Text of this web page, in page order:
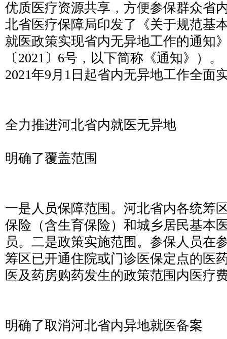
优质医疗资源共享，方便参保群众省
北省医疗保障局印发了《关于规范基
就医政策实现省内无异地工作的通知
〔2021〕6号，以下简称《通知》）
2021年9月1日起省内无异地工作全面
全力推进河北省内就医无异地
明确了覆盖范围
一是人员保障范围。河北省内各统筹
保险（含生育保险）和城乡居民基本
员。二是政策实施范围。参保人员在
筹区已开通住院或门诊医保定点的医
医及药房购药发生的政策范围内医疗
明确了取消河北省内异地就医备案